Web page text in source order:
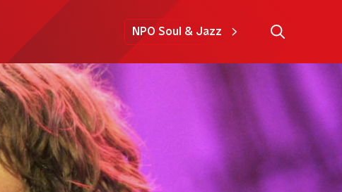
NPO Soul & Jazz